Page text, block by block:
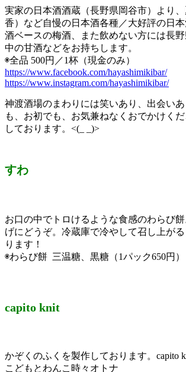
実家の日本酒酒蔵（長野県岡谷市）より
香）など自慢の日本酒各種／大好評の日
酒ベースの梅酒、また飲めない方には長
中の甘酒などをお持ちします。
◉全品 500円／1杯（現金のみ）
https://www.facebook.com/hayashimikibar/
https://www.instagram.com/hayashimikibar/
神渡酒場のまわりには笑いあり、出会い
も、お初でも、お気兼ねなくおでかけく
しております。<(_ _)>
すわ
お口の中でトロけるような食感のわらび
げにどうぞ。冷蔵庫で冷やして召し上が
ります！
◉わらび餅 三温糖、黒糖（1パック650円）
capito knit
かぞくのふくを製作しております。capito
こどもとわんこ時々オトナ